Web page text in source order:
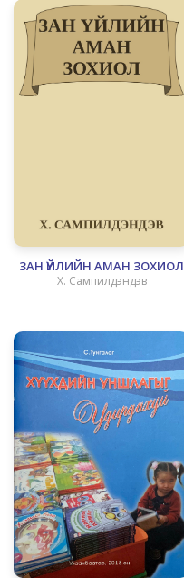
ЗАН ҮЙЛИЙН АМАН ЗОХИОЛ
Х. Сампилдэндэв